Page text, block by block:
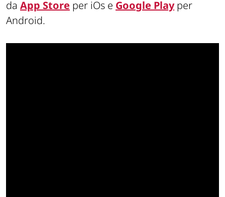
da App Store per iOs e Google Playper
Android.